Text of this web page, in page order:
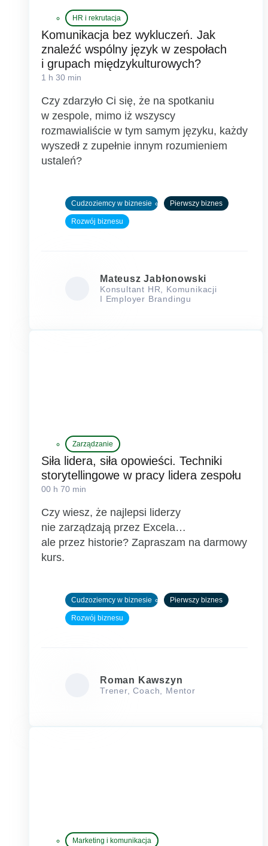
HR i rekrutacja
Komunikacja bez wykluczeń. Jak
znaleźć wspólny język w zespołach
i grupach międzykulturowych?
1 h 30 min
Czy zdarzyło Ci się, że na spotkaniu
w zespole, mimo iż wszyscy
rozmawialiście w tym samym języku, każdy
wyszedł z zupełnie innym rozumieniem
ustaleń?
Cudzoziemcy w biznesie Pierwszy biznes
Rozwój biznesu
Mateusz Jabłonowski
Konsultant HR, Komunikacji
I Employer Brandingu
Zarządzanie
Siła lidera, siła opowieści. Techniki
storytellingowe w pracy lidera zespołu
00 h 70 min
Czy wiesz, że najlepsi liderzy
nie zarządzają przez Excela…
ale przez historie? Zapraszam na darmowy
kurs.
Cudzoziemcy w biznesie Pierwszy biznes
Rozwój biznesu
Roman Kawszyn
Trener, Coach, Mentor
Marketing i komunikacja